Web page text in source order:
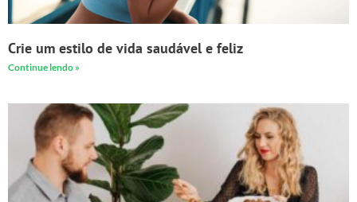
Crie um estilo de vida saudável e feliz
Continue lendo »